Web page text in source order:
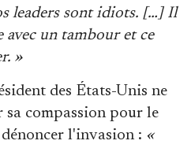
leaders sont idiots. […] Il
avec un tambour et ce
»
des États-Unis ne
sa compassion pour le
l'invasion : «